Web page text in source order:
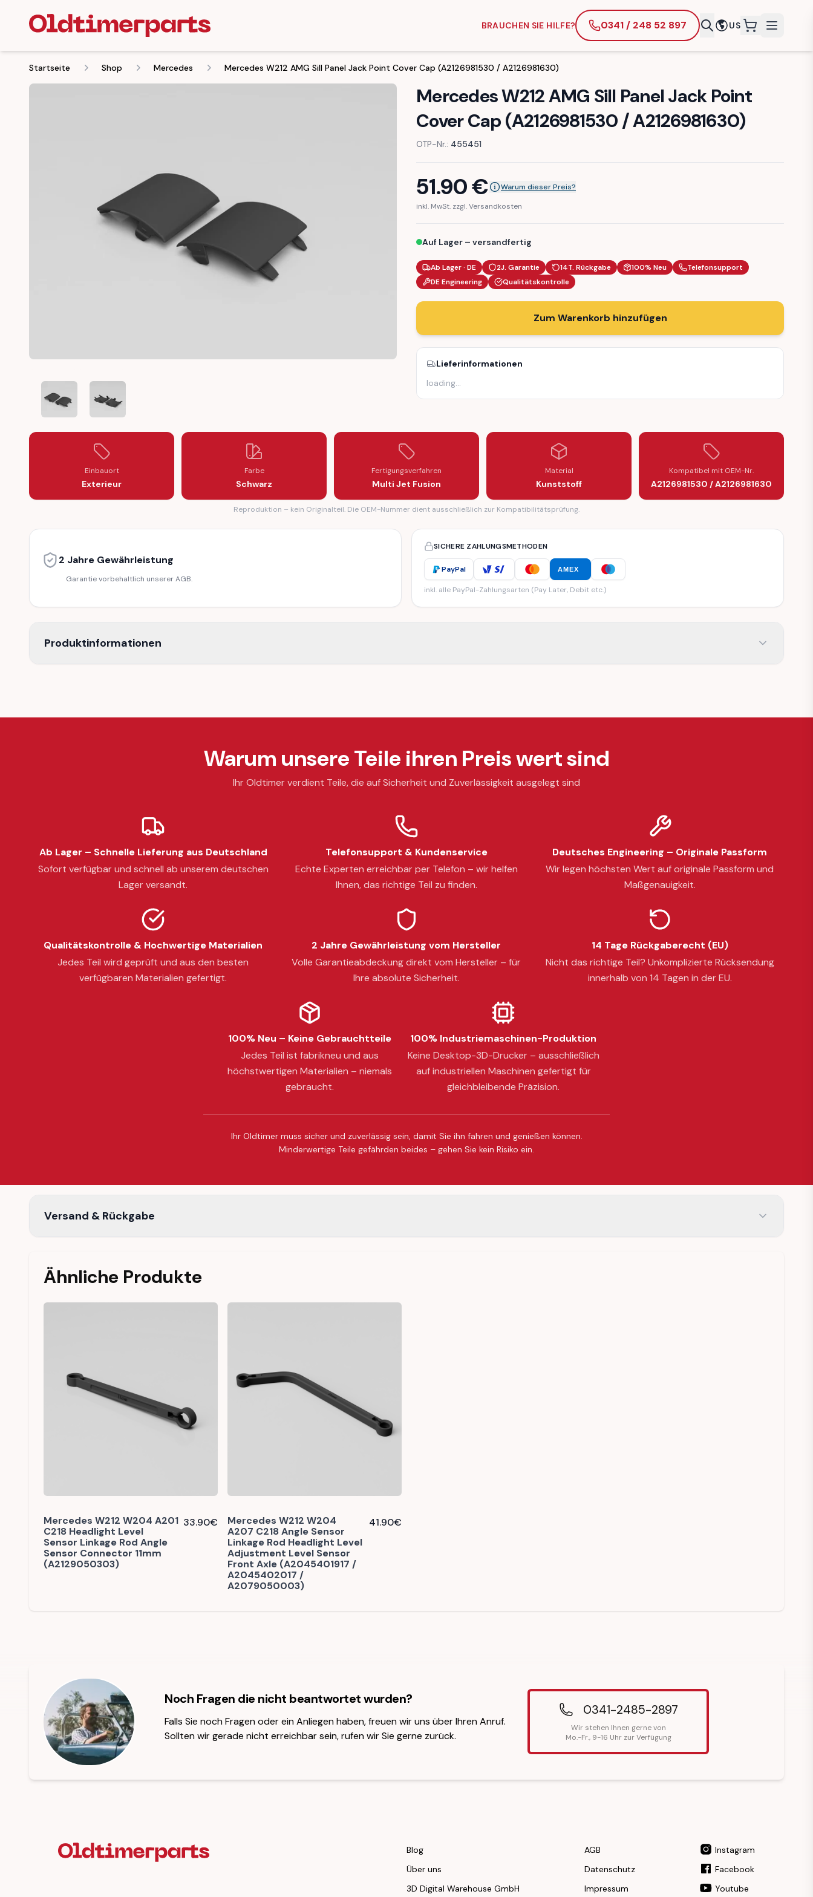
BRAUCHEN SIE HILFE? 0341 / 248 52 897 US
Startseite Shop Mercedes Mercedes W212 AMG Sill Panel Jack Point Cover Cap (A2126981530 / A2126981630)
MERCEDES W212 AMG SILL PANEL JACK POINT COVER CAP (A2126981530 / A2126981630)
MERCEDES W212 AMG SILL PANEL JACK POINT COVER CAP (A2126981530 / A2126981630)
Mercedes W212 AMG Sill Panel Jack Point
Cover Cap (A2126981530 / A2126981630)
OTP-Nr.: 455451
51.90€
Warum dieser Preis?
inkl. MwSt. zzgl. Versandkosten
Auf Lager – versandfertig
Ab Lager · DE 2J. Garantie 14T. Rückgabe 100% Neu
Telefonsupport
DE Engineering
Qualitätskontrolle
Zum Warenkorb hinzufügen
Lieferinformationen
loading…
Einbauort
Exterieur
Farbe
Schwarz
Fertigungsverfahren
Multi Jet Fusion
Material
Kunststoff
Kompatibel mit OEM-Nr.
A2126981530 / A2126981630
Reproduktion – kein Originalteil. Die OEM-Nummer dient ausschließlich zur Kompatibilitätsprüfung.
2 Jahre Gewährleistung
Garantie vorbehaltlich unserer AGB.
SICHERE ZAHLUNGSMETHODEN
PayPal AMEX
inkl. alle PayPal-Zahlungsarten (Pay Later, Debit etc.)
Produktinformationen
Warum unsere Teile ihren Preis wert sind
Ihr Oldtimer verdient Teile, die auf Sicherheit und Zuverlässigkeit ausgelegt sind
Ab Lager – Schnelle Lieferung aus Deutschland
Sofort verfügbar und schnell ab unserem deutschen
Lager versandt.
Telefonsupport & Kundenservice
Echte Experten erreichbar per Telefon – wir helfen
Ihnen, das richtige Teil zu finden.
Deutsches Engineering – Originale Passform
Wir legen höchsten Wert auf originale Passform und
Maßgenauigkeit.
Qualitätskontrolle & Hochwertige Materialien
Jedes Teil wird geprüft und aus den besten
verfügbaren Materialien gefertigt.
2 Jahre Gewährleistung vom Hersteller
Volle Garantieabdeckung direkt vom Hersteller – für
Ihre absolute Sicherheit.
14 Tage Rückgaberecht (EU)
Nicht das richtige Teil? Unkomplizierte Rücksendung
innerhalb von 14 Tagen in der EU.
100% Neu – Keine Gebrauchtteile
Jedes Teil ist fabrikneu und aus
höchstwertigen Materialien – niemals
gebraucht.
100% Industriemaschinen-Produktion
Keine Desktop-3D-Drucker – ausschließlich
auf industriellen Maschinen gefertigt für
gleichbleibende Präzision.
Ihr Oldtimer muss sicher und zuverlässig sein, damit Sie ihn fahren und genießen können.
Minderwertige Teile gefährden beides – gehen Sie kein Risiko ein.
Versand & Rückgabe
Ähnliche Produkte
Mercedes W212 W204 A201
C218 Headlight Level
Sensor Linkage Rod Angle
Sensor Connector 11mm
(A2129050303)
33.90€
Mercedes W212 W204
A207 C218 Angle Sensor
Linkage Rod Headlight Level
Adjustment Level Sensor
Front Axle (A2045401917 /
A2045402017 /
A2079050003)
41.90€
Noch Fragen die nicht beantwortet wurden?
Falls Sie noch Fragen oder ein Anliegen haben, freuen wir uns über Ihren Anruf.
Sollten wir gerade nicht erreichbar sein, rufen wir Sie gerne zurück.
0341-2485-2897
Wir stehen Ihnen gerne von
Mo.-Fr., 9-16 Uhr zur Verfügung
Blog
Über uns
3D Digital Warehouse GmbH
AGB
Datenschutz
Impressum
Instagram
Facebook
Youtube